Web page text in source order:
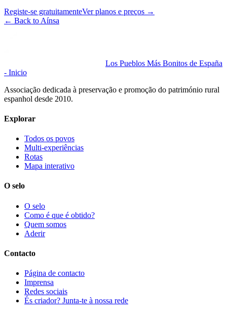
Registe-se gratuitamenteVer planos e preços →
← Back to Aínsa
Los Pueblos Más Bonitos de España
- Inicio
Associação dedicada à preservação e promoção do património rural
espanhol desde 2010.
Explorar
Todos os povos
Multi-experiências
Rotas
Mapa interativo
O selo
O selo
Como é que é obtido?
Quem somos
Aderir
Contacto
Página de contacto
Imprensa
Redes sociais
És criador? Junta-te à nossa rede